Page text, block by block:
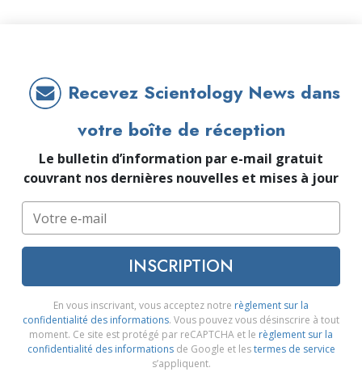
Recevez Scientology News dans
votre boîte de réception
Le bulletin d’information par e-mail gratuit
couvrant nos dernières nouvelles et mises à jour
INSCRIPTION
En vous inscrivant, vous acceptez notre règlement sur la
confidentialité des informations. Vous pouvez vous désinscrire à tout
moment. Ce site est protégé par reCAPTCHA et le règlement sur la
confidentialité des informationsde Google et lestermes de service
s’appliquent.